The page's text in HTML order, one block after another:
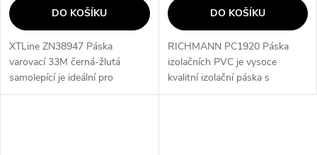
DO KOŠÍKU
XTLine ZN38947 Páska
varovací 33M černá-žlutá
samolepící je ideální pro
vyznačení ochranného pásma
DO KOŠÍKU
RICHMANN PC1920 Páska
izolačních PVC je vysoce
kvalitní izolační páska s
rozměry 19mmx10m, která je